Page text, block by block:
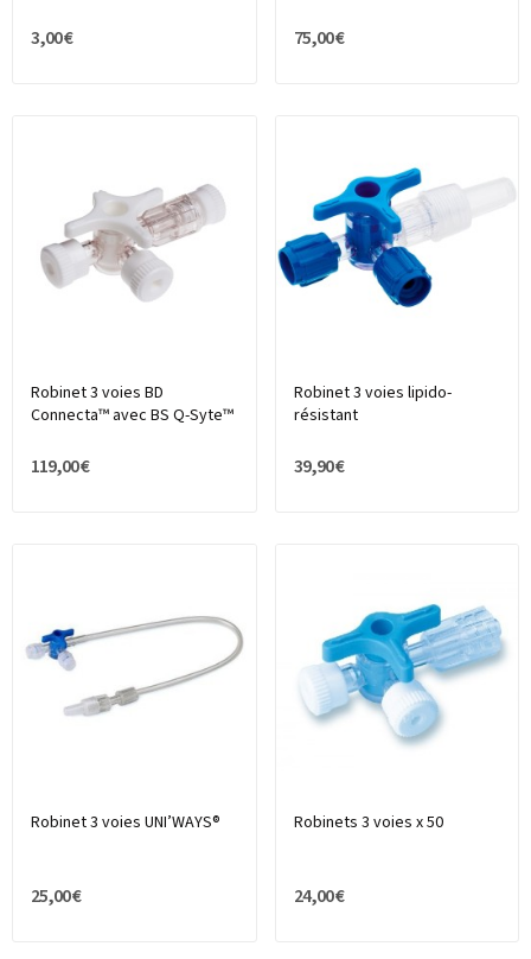
3,00 € 75,00 €
Robinet 3 voies BD
Connecta™ avec BS Q-Syte™
119,00 €
Robinet 3 voies lipido-
résistant
39,90 €
Robinet 3 voies UNI’WAYS®
25,00 €
Robinets 3 voies x 50
24,00 €